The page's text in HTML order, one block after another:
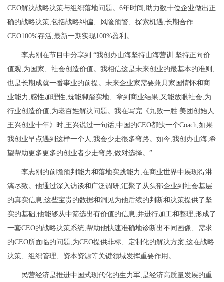
CEO解决战略决策与组织落地问题。6年时间,助力数十位企业做出正
确的战略决策,包括战略纠偏、风险预警、探索机遇,长期合作
CEO100%存活,最新一期实现100%盈利。
李志刚在节目中分享到:“我创办山海坚持山海营训:坚持正向价
值观,为国家、社会创造价值。我相信这是未来创业的最基本的准则,
也是长期成就一番事业的前提。未来企业家需要兼具家国情怀和商
业能力,感性加理性,既能脚踏实地、拿到商业结果,又能放眼社会,为
行业创造价值,为老百姓解决问题。我在写完《九败一胜:美团创始人
王兴创业十年》时,王兴说过一句话,中国的CEO都缺一个Coach,如果
我创业早点遇到这样一个人,我会少走很多弯路。如今,我创办山海,希
望帮助更多更多的创业者少走弯路,做对选择。”
李志刚的前瞻预判能力和落地实践能力,在商业世界中展现得淋
漓尽致。他通过深入访谈和广泛调研,汇聚了从头部企业到社会基层
的真实信息,这些宝贵的数据和洞见为他后续的判断和决策提供了坚
实的基础,他能够从中筛选出有价值的信息,并进行加工和整理,形成了
一套CEO的战略决策系统,帮助他快速准确地诊断出不同画像、需求
的CEO所面临的问题,为CEO提供非标、定制化的解决方案,这在战略
决策、组织管理、资本资源等关键领域发挥重要作用。
民营经济是推进中国式现代化的生力军,是经济高质量发展的重